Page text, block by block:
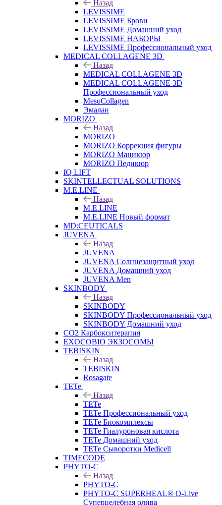
Назад
LEVISSIME
LEVISSIME Брови
LEVISSIME Домашний уход
LEVISSIME НАБОРЫ
LEVISSIME Профессиональный уход
MEDICAL COLLAGENE 3D
Назад
MEDICAL COLLAGENE 3D
MEDICAL COLLAGENE 3D
Профессиональный уход
MesoCollagen
Эмалан
MORIZO
Назад
MORIZO
MORIZO Коррекция фигуры
MORIZO Маникюр
MORIZO Педикюр
IQ LIFT
SKINTELLECTUAL SOLUTIONS
M.E.LINE
Назад
M.E.LINE
M.E.LINE Новый формат
MD:CEUTICALS
JUVENA
Назад
JUVENA
JUVENA Солнцезащитный уход
JUVENA Домашний уход
JUVENA Men
SKINBODY
Назад
SKINBODY
SKINBODY Профессиональный уход
SKINBODY Домашний уход
CO2 Карбокситерапия
EXOCOBIO ЭКЗОСОМЫ
TEBISKIN
Назад
TEBISKIN
Rosagate
TETe
Назад
TETe
TETe Профессиональный уход
TETe Биокомплексы
TETe Гиалуроновая кислота
TETe Домашний уход
TETe Сыворотки Medicell
TIMECODE
PHYTO-C
Назад
PHYTO-C
PHYTO-C SUPERHEAL® O-Live
Суперцелебная олива